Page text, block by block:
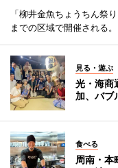
「柳井金魚ちょうちん祭
までの区域で開催される。
見る・遊ぶ
光・海商
加、バブ
食べる
周南・